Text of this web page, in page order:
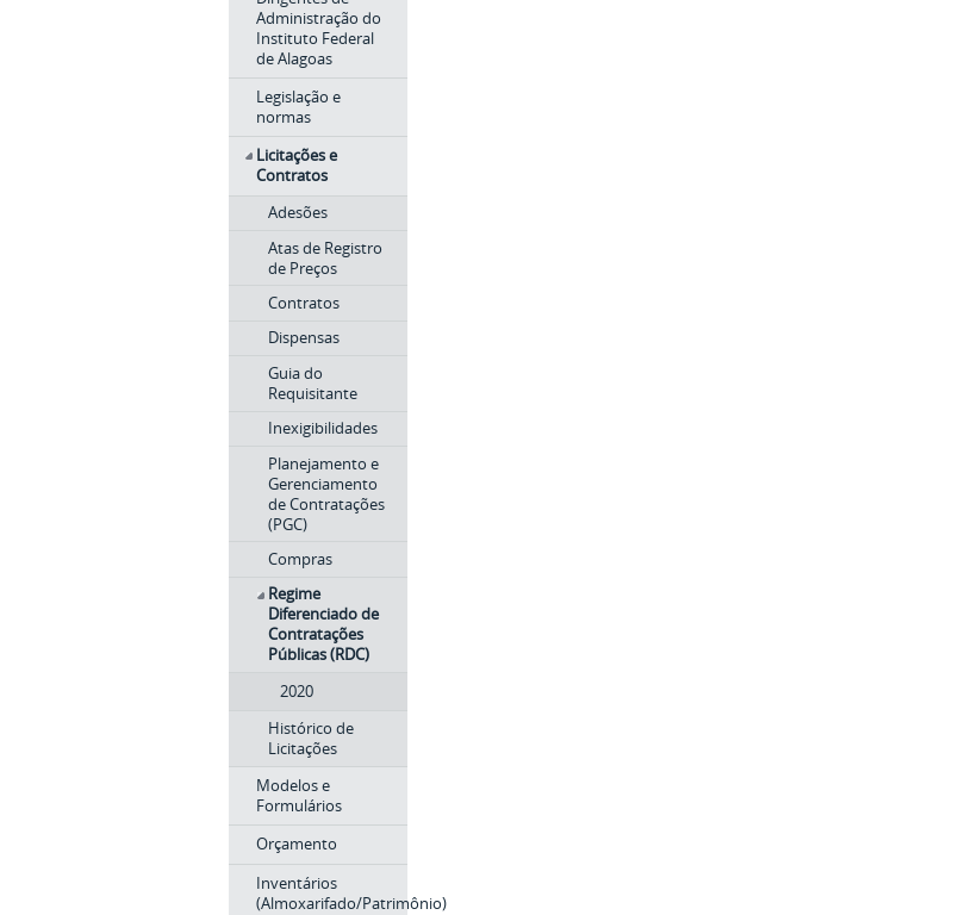
Administração do
Instituto Federal
de Alagoas
Legislação e
normas
Licitações e
Contratos
Adesões
Atas de Registro
de Preços
Contratos
Dispensas
Guia do
Requisitante
Inexigibilidades
Planejamento e
Gerenciamento
de Contratações
(PGC)
Compras
Regime
Diferenciado de
Contratações
Públicas (RDC)
2020
Histórico de
Licitações
Modelos e
Formulários
Orçamento
Inventários
(Almoxarifado/Patrimônio)